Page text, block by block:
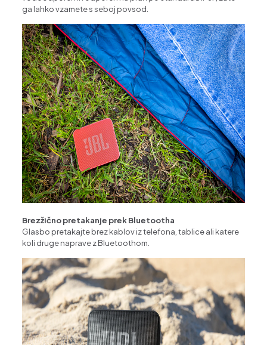
ga lahko vzamete s seboj povsod.
Brezžično pretakanje prek Bluetootha
Glasbo pretakajte brez kablov iz telefona, tablice ali katere
koli druge naprave z Bluetoothom.